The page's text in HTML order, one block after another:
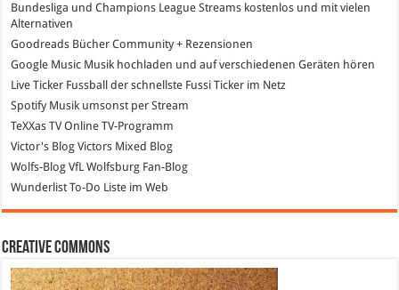
Bundesliga und Champions League Streams kostenlos und mit vielen
Alternativen
Goodreads Bücher Community + Rezensionen
Google Music Musik hochladen und auf verschiedenen Geräten hören
Live Ticker Fussball
der schnellste Fussi Ticker im Netz
SpotifyMusik umsonst per Stream
TeXXas TVOnline TV-Programm
Victor's Blog Victors Mixed Blog
Wolfs-Blog VfL Wolfsburg Fan-Blog
WunderlistTo-Do Liste im Web
Creative Commons